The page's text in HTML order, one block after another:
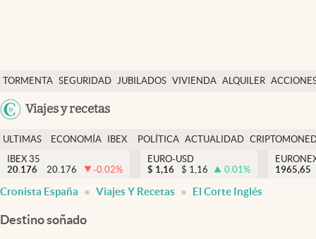
TORMENTA SEGURIDAD JUBILADOS VIVIENDA ALQUILER
USA
Viajes y recetas
Economía y finanzas
Política
Actualidad
Criptomonedas
España
ULTIMAS
NOTICIAS
ECONOMÍA
FINANZAS
IBEX
EURO
POLÍTICA ACTUALIDAD
IBEX 35
20.176
20.176 -0.02%
EURO-USD
$ 1,16 $ 1,16 0.01%
1965,65
Cronista España Viajes Y Recetas El Corte Inglés
Destino soñado